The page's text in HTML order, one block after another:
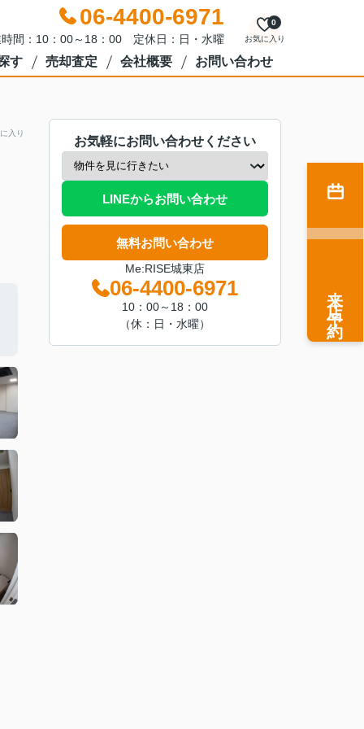
06-4400-6971
間：10：00～18：00 定休日：日・水曜 お気に入り
0
す 売却査定 会社概要 お問い合わせ
入り
お気軽にお問い合わせください
LINEからお問い合わせ
無料お問い合わせ
Me:RISE城東店
06-4400-6971
10：00～18：00
（休：日・水曜）
来店予約